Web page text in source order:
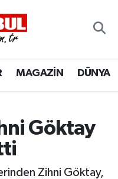
MAGAZİN DÜNYA
Göktay
Zihni Göktay,
Fikstür